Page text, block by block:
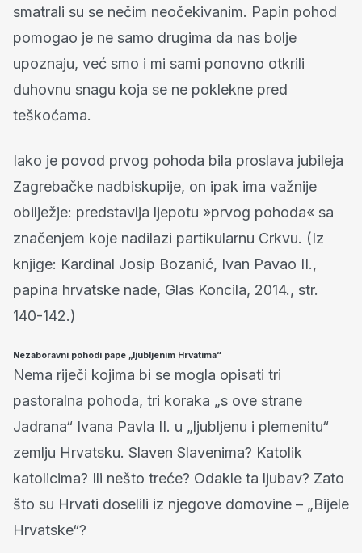
smatrali su se nečim neočekivanim. Papin pohod
pomogao je ne samo drugima da nas bolje
upoznaju, već smo i mi sami ponovno otkrili
duhovnu snagu koja se ne poklekne pred
teškoćama.
Iako je povod prvog pohoda bila proslava jubileja
Zagrebačke nadbiskupije, on ipak ima važnije
obilježje: predstavlja ljepotu »prvog pohoda« sa
značenjem koje nadilazi partikularnu Crkvu. (Iz
knjige: Kardinal Josip Bozanić, Ivan Pavao II.,
papina hrvatske nade, Glas Koncila, 2014., str.
140-142.)
Nezaboravni pohodi pape „ljubljenim Hrvatima“
Nema riječi kojima bi se mogla opisati tri
pastoralna pohoda, tri koraka „s ove strane
Jadrana“ Ivana Pavla II. u „ljubljenu i plemenitu“
zemlju Hrvatsku. Slaven Slavenima? Katolik
katolicima? Ili nešto treće? Odakle ta ljubav? Zato
što su Hrvati doselili iz njegove domovine – „Bijele
Hrvatske“?